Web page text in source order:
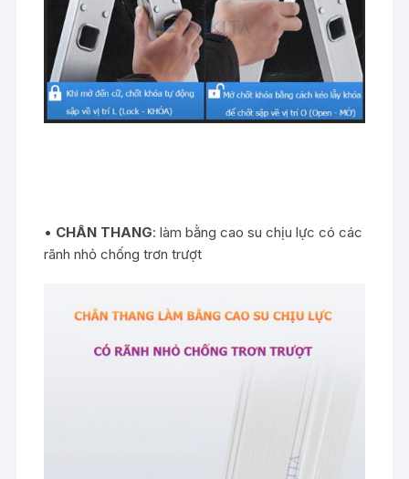
• CHÂN THANG: làm bằng cao su chịu lực có các
rãnh nhỏ chống trơn trượt